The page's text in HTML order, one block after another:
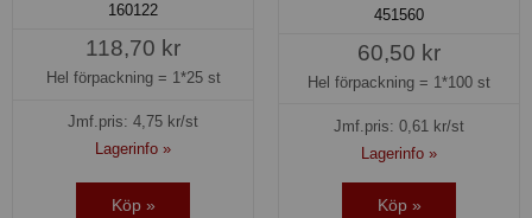
160122
118,70 kr
Hel förpackning = 1*25 st
Jmf.pris: 4,75 kr/st
Lagerinfo »
Köp »
451560
60,50 kr
Hel förpackning = 1*100 st
Jmf.pris: 0,61
kr/st
Lagerinfo »
Köp »